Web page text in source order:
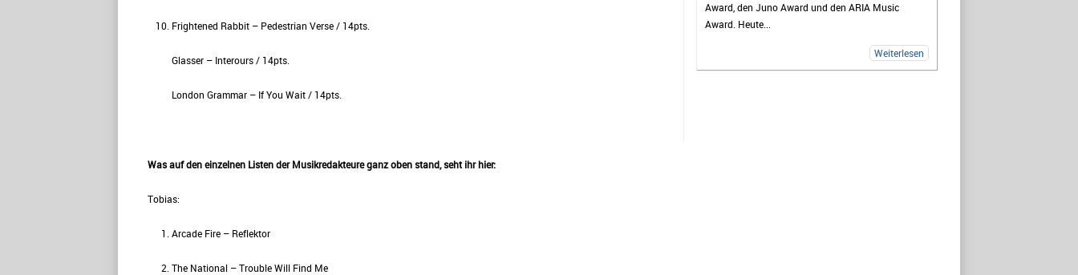
Frightened Rabbit – Pedestrian Verse / 14pts.
Glasser – Interours / 14pts.
London Grammar – If You Wait / 14pts.
Was auf den einzelnen Listen der Musikredakteure ganz oben stand, seht ihr hier:
Tobias:
Arcade Fire – Reflektor
The National – Trouble Will Find Me
Award, den Juno Award und den ARIA Music
Award. Heute...
Weiterlesen